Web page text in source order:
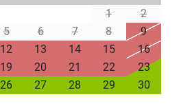
1
2
5 6 7 8
9
12 13 14 15
16
19 20 21 22
23
26 27 28 29
30